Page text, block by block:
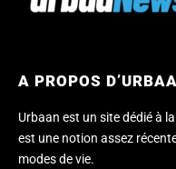
A PROPOS
Urbaan est un site dédié à
est une notion assez
modes de vie.